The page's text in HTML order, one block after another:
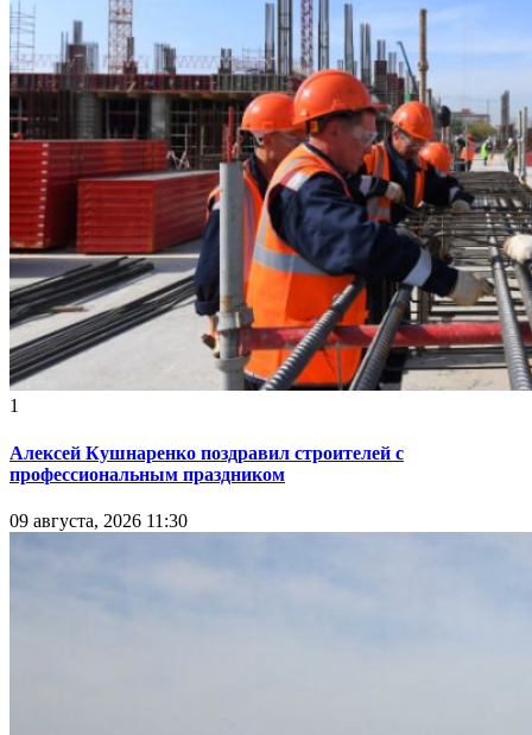
1
Алексей Кушнаренко поздравил строителей с
профессиональным праздником
09 августа, 2026 11:30